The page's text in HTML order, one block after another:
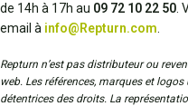
de 14h à 17h au 09 72 10 22 50 .
email à info@Repturn.com
Repturn n’est pas distributeur ou
web. Les références, marques et
détentrices des droits. La